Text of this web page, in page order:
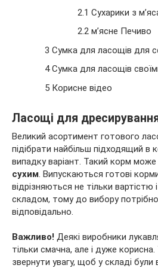
2.1 Сухарики з
2.2 м’ясне Печиво
3 Сумка для ласощів для
4 Сумка для ласощів
5 Корисне відео
Ласощі для
Великий асортимент готового
підібрати найбільш підходящий
випадку варіант. Такий корм може
сухим . Випускаються готові
відрізняються не тільки вартістю
складом, тому до вибору
відповідально.
Важливо! Деякі виробники
тільки смачна, але і дуже
звернути увагу, щоб у складі були